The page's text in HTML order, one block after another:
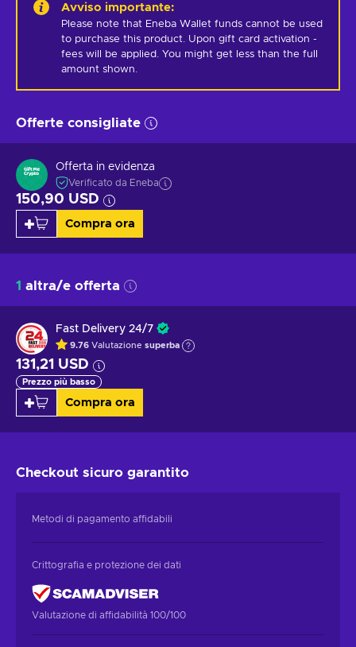
Avviso importante:
Please note that Eneba Wallet funds cannot be used
to purchase this product. Upon gift card activation -
fees will be applied. You might get less than the full
amount shown.
Offerte consigliate
Offerta in evidenza
Verificato da Eneba
150,90 USD
Compra ora
1 altra/e offerta
Fast Delivery 24/7
9.76 Valutazione superba
131,21 USD
Prezzo più basso
Compra ora
Checkout sicuro garantito
Metodi di pagamento affidabili
Crittografia e protezione dei dati
Valutazione di affidabilità 100/100